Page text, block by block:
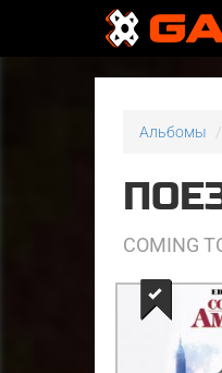
Альбомы
COMING